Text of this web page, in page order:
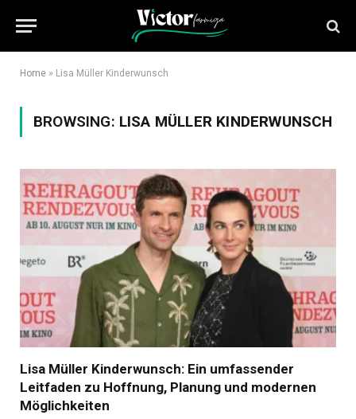
Home » Lisa Müller Kinderwunsch
BROWSING: LISA MÜLLER KINDERWUNSCH
Lisa Müller Kinderwunsch: Ein umfassender
Leitfaden zu Hoffnung, Planung und modernen
Möglichkeiten